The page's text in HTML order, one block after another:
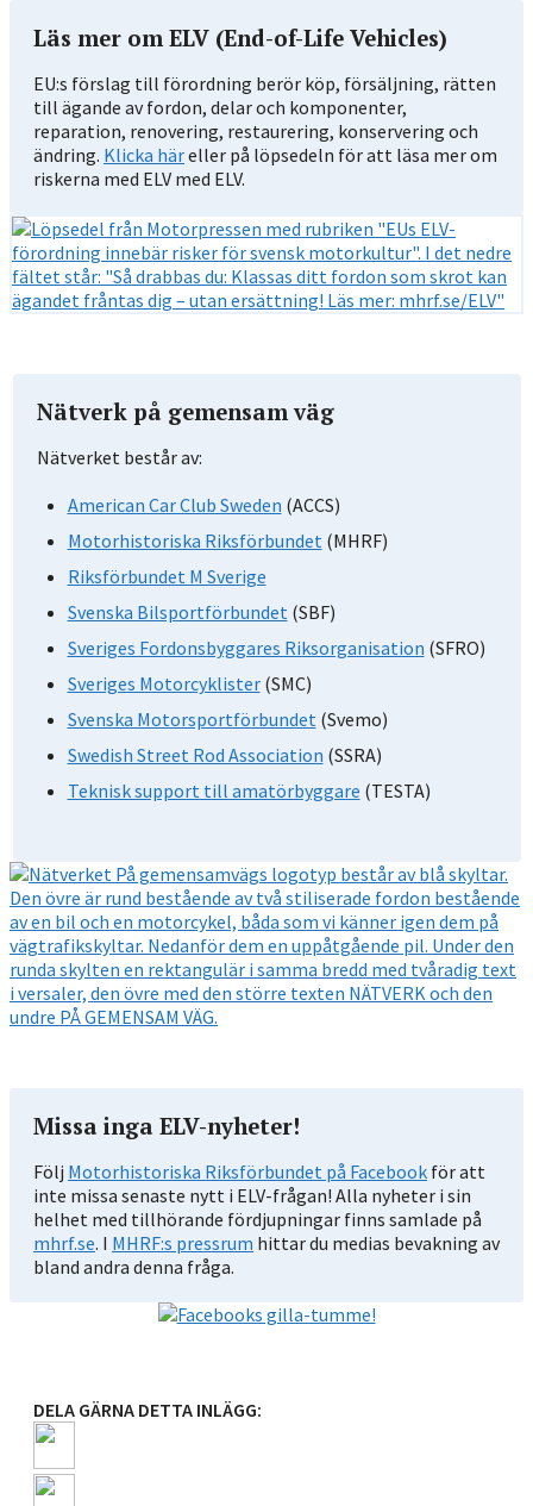
Läs mer om ELV (End-of-Life Vehicles)
EU:s förslag till förordning berör köp, försäljning, rätten
till ägande av fordon, delar och komponenter,
reparation, renovering, restaurering, konservering och
ändring. Klicka häreller på löpsedeln för att läsa mer om
riskerna med ELV med ELV.
Nätverk på gemensam väg
Nätverket består av:
American Car Club Sweden (ACCS)
Motorhistoriska Riksförbundet(MHRF)
Riksförbundet M Sverige
Svenska Bilsportförbundet(SBF)
Sveriges Fordonsbyggares Riksorganisation (SFRO)
Sveriges Motorcyklister(SMC)
Svenska Motorsportförbundet(Svemo)
Swedish Street Rod Association (SSRA)
Teknisk support till amatörbyggare (TESTA)
Missa inga ELV-nyheter!
Följ Motorhistoriska Riksförbundet på Facebook för att
inte missa senaste nytt i ELV-frågan! Alla nyheter i sin
helhet med tillhörande fördjupningar finns samlade på
mhrf.se. I MHRF:s pressrum hittar du medias bevakning av
bland andra denna fråga.
DELA GÄRNA DETTA INLÄGG: